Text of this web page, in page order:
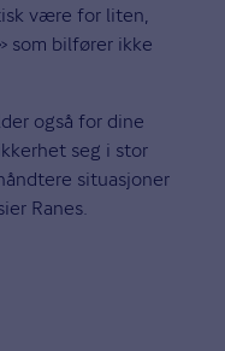
være for liten,
som bilfører ikke
også for dine
seg i stor
situasjoner
Ranes.